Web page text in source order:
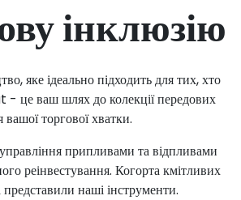
інклюзію
яке ідеально підходить для тих, хто
це ваш шлях до колекції передових
торгової хватки.
припливами та відпливами
реінвестування. Когорта кмітливих
наші інструменти.